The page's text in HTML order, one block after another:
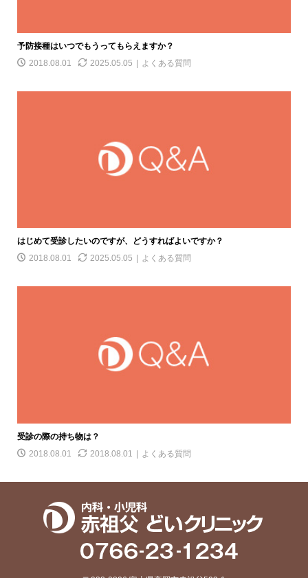
予防接種はいつでもうってもらえますか？
2018.08.01
2025.05.05 よくある質問
はじめて受診したいのですが、どうすればよいですか？
2018.08.01
2025.05.05 よくある質問
受診の際の持ち物は？
2018.08.01
2018.08.01 よくある質問